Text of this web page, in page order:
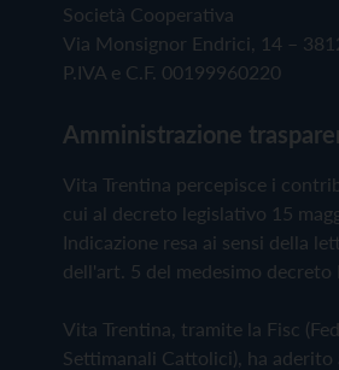
Società Cooperativa
Via Monsignor Endrici, 14 –
P.IVA e C.F. 00199960220
Amministrazione
Vita Trentina percepisce i
cui al decreto legislativo 15
Indicazione resa ai sensi della
dell'art. 5 del medesimo decreto
Vita Trentina, tramite la Fisc
Settimanali Cattolici), ha